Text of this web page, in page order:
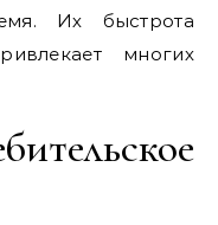
Их быстрота
многих